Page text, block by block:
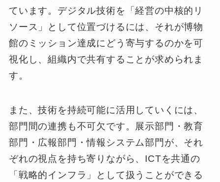
ています。デジタル技術を「経営の中核的リ
ソース」として位置づけるには、それが博物
館のミッション達成にどう寄与するのかを可
視化し、組織内で共有することが求められま
す。
また、技術を持続可能に活用していくには、
部門間の連携も不可欠です。展示部門・教育
部門・広報部門・情報システム部門が、それ
ぞれの視点を持ち寄りながら、ICTを共通の
「戦略的インフラ」として扱うことができる